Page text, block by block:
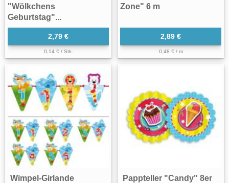
"Wölkchens
Geburtstag"...
2,79 €
0,14 € / Stk.
Zone" 6 m
2,89 €
0,48 € / m
Wimpel-Girlande
Pappteller "Candy" 8er